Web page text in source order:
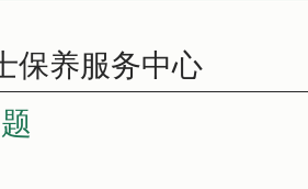
提前预约）
（需提前预约）
前预约）